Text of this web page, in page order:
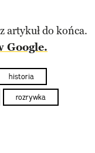
artykuł do końca.
Google.
historia
rozrywka